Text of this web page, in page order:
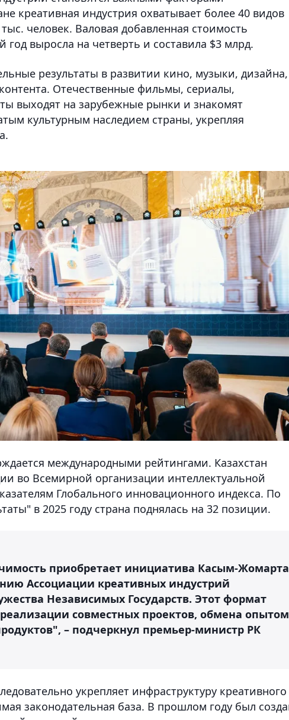
креативная индустрия охватывает более 40 видов
человек. Валовая добавленная стоимость
год выросла на четверть и составила $3 млрд.
результаты в развитии кино, музыки, дизайна,
Отечественные фильмы, сериалы,
выходят на зарубежные рынки и знакомят
культурным наследием страны, укрепляя
международными рейтингами. Казахстан
во Всемирной организации интеллектуальной
Глобального инновационного индекса. По
в 2025 году страна поднялась на 32 позиции.
приобретает инициатива Касым-Жомарта
Ассоциации креативных индустрий
Независимых Государств. Этот формат
совместных проектов, обмена опытом
– подчеркнул премьер-министр РК
укрепляет инфраструктуру креативного
законодательная база. В прошлом году был